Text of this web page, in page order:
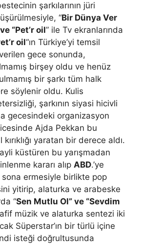
şarkılarının jüri
“Bir Dünya Ver
“Pet’r oil” ile Tv ekranlarında
oil“ın Türkiye’yi temsil
gece sonunda,
birşey oldu ve henüz
bir şarkı tüm halk
söylenir oldu. Kulis
şarkının siyasi hicivli
gecesindeki organizasyon
Ajda Pekkan bu
yaratan bir derece aldı.
küstüren bu yarışmadan
kararı alıp ABD.’ye
sona ermesiyle birlikte pop
yitirip, alaturka ve arabeske
“Sen Mutlu Ol” ve “Sevdim
müzik ve alaturka sentezi iki
Süperstar’ın bir türlü içine
isteği doğrultusunda